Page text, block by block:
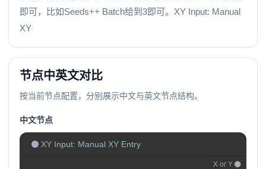
即可，比如Seeds++ Batch给到3即可。XY Input: Manual
XY
节点中英文对比
按当前节点配置，分别展示中文与英文节点结构。
中文节点
XY Input: Manual XY Entry
X or Y